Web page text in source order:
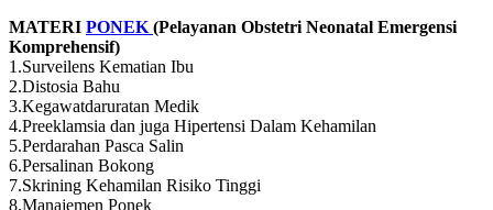
MATERI PONEK (Pelayanan Obstetri Neonatal Emergensi
Komprehensif)
1.Surveilens Kematian Ibu
2.Distosia Bahu
3.Kegawatdaruratan Medik
4.Preeklamsia dan juga Hipertensi Dalam Kehamilan
5.Perdarahan Pasca Salin
6.Persalinan Bokong
7.Skrining Kehamilan Risiko Tinggi
8.Manajemen Ponek